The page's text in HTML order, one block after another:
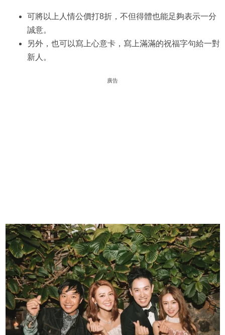
可將以上人情公價打8折，不但得體也能足夠表示一分
誠意。
另外，也可以寫上心意卡，寫上滿滿的祝福字句給一對
新人。
廣告